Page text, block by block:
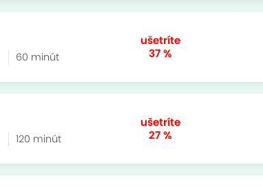
60 minút
ušetríte
37 %
120 minút
ušetríte
27 %